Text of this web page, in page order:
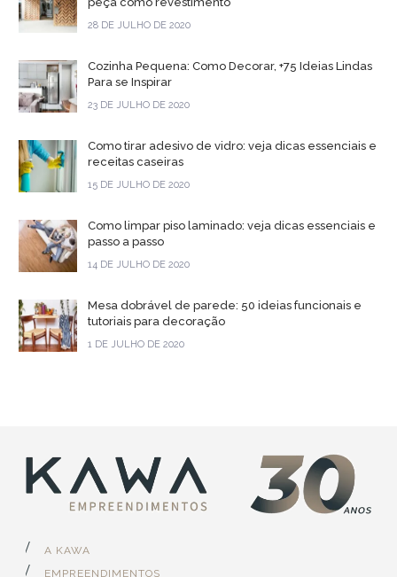
28 DE JULHO DE 2020
Cozinha Pequena: Como Decorar, +75 Ideias Lindas
Para se Inspirar
23 DE JULHO DE 2020
Como tirar adesivo de vidro: veja dicas essenciais e
receitas caseiras
15 DE JULHO DE 2020
Como limpar piso laminado: veja dicas essenciais e
passo a passo
14 DE JULHO DE 2020
Mesa dobrável de parede: 50 ideias funcionais e
tutoriais para decoração
1 DE JULHO DE 2020
A KAWA
EMPREENDIMENTOS